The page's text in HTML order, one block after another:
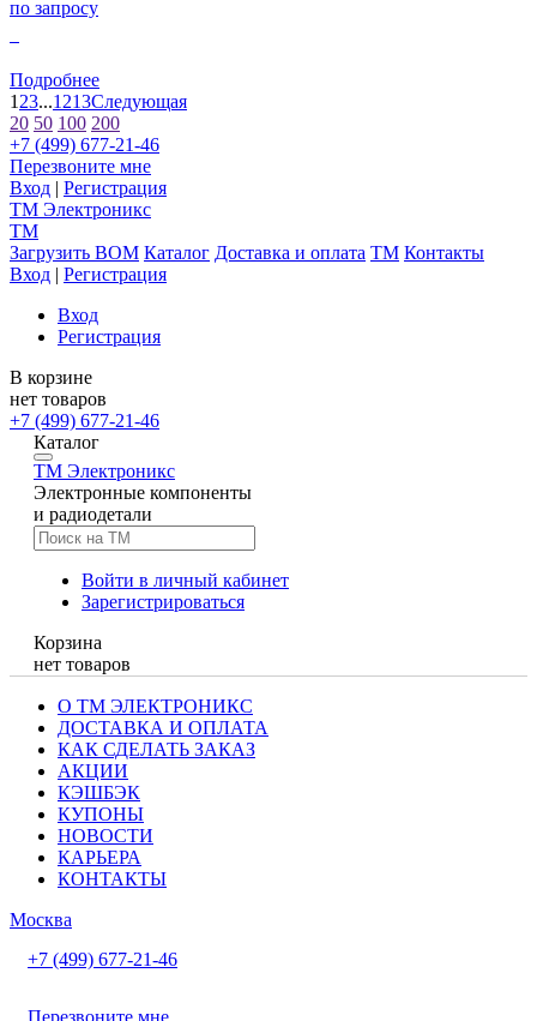
по запросу
Подробнее
1 23...1213Следующая
20 50 100 200
+7 (499) 677-21-46
Перезвоните мне
Вход | Регистрация
TM Электроникс
TM
Загрузить BOM Каталог Доставка и оплата TM Контакты
Вход | Регистрация
Вход
Регистрация
В корзине
нет товаров
+7 (499) 677-21-46
Каталог
TM Электроникс
Электронные компоненты
и радиодетали
Войти в личный кабинет
Зарегистрироваться
Корзина
нет товаров
О ТМ ЭЛЕКТРОНИКС
ДОСТАВКА И ОПЛАТА
КАК СДЕЛАТЬ ЗАКАЗ
АКЦИИ
КЭШБЭК
КУПОНЫ
НОВОСТИ
КАРЬЕРА
КОНТАКТЫ
Москва
+7 (499) 677-21-46
Перезвоните мне